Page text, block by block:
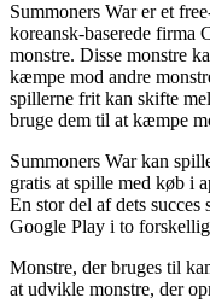
Summoners War er et
koreansk-baserede firma
monstre. Disse monstre
kæmpe mod andre
spillerne frit kan skifte
bruge dem til at kæmpe
Summoners War kan
gratis at spille med køb i
En stor del af dets
Google Play i to
Monstre, der bruges til
at udvikle monstre, der